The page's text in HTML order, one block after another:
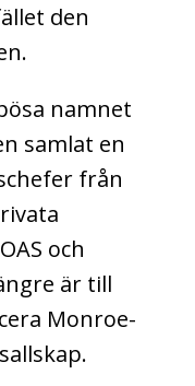
den
namnet
samlat en
från
och
är till
Monroe-